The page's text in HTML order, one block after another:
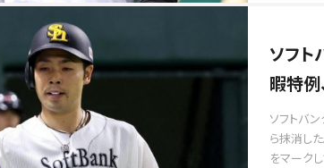
ソフ
暇特
ソフトバ
ら抹消し
をマークし